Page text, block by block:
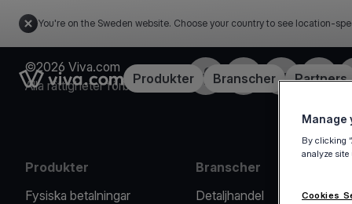
You're on the Sweden website. Choose your country to see location-
Link to the homepageProdukter Branscher Partners
©2026 Viva.com
Alla rättigheter förbehållna
Facebook
X LinkedIn
Produkter
Fysiska betalningar
Branscher
Detaljhandel
Manage
By clicking
analyze
Cookies